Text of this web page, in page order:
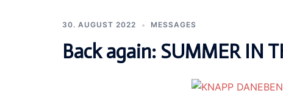
30. AUGUST 2022 MESSAGES
Back again: SUMMER IN